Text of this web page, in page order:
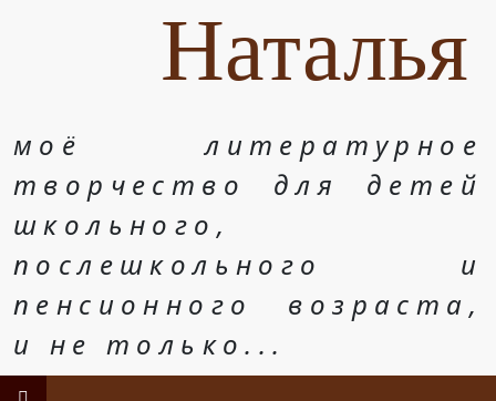
Наталья
моё литературное
творчество для детей
школьного,
послешкольного и
пенсионного возраста,
и не только...